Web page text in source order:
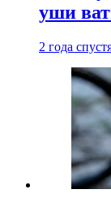
уши
2 года